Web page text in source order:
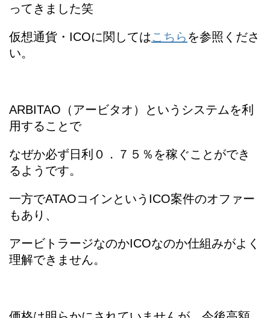
ってきました笑
仮想通貨・ICOに関してはこちら を参照くださ
い。
ARBITAO（アービタオ）というシステムを利
用することで
なぜか必ず日利０．７５％を稼ぐことができ
るようです。
一方でATAOコインというICO案件のオファー
もあり、
アービトラージなのかICOなのか仕組みがよく
理解できません。